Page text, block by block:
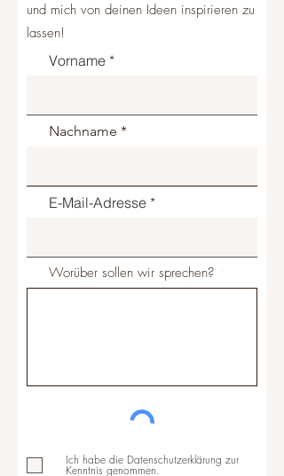
und mich von deinen Ideen inspirieren zu
lassen!
Vorname
Nachname
E-Mail-Adresse
Worüber sollen wir sprechen?
Ich habe die Datenschutzerklärung zur
Kenntnis genommen.